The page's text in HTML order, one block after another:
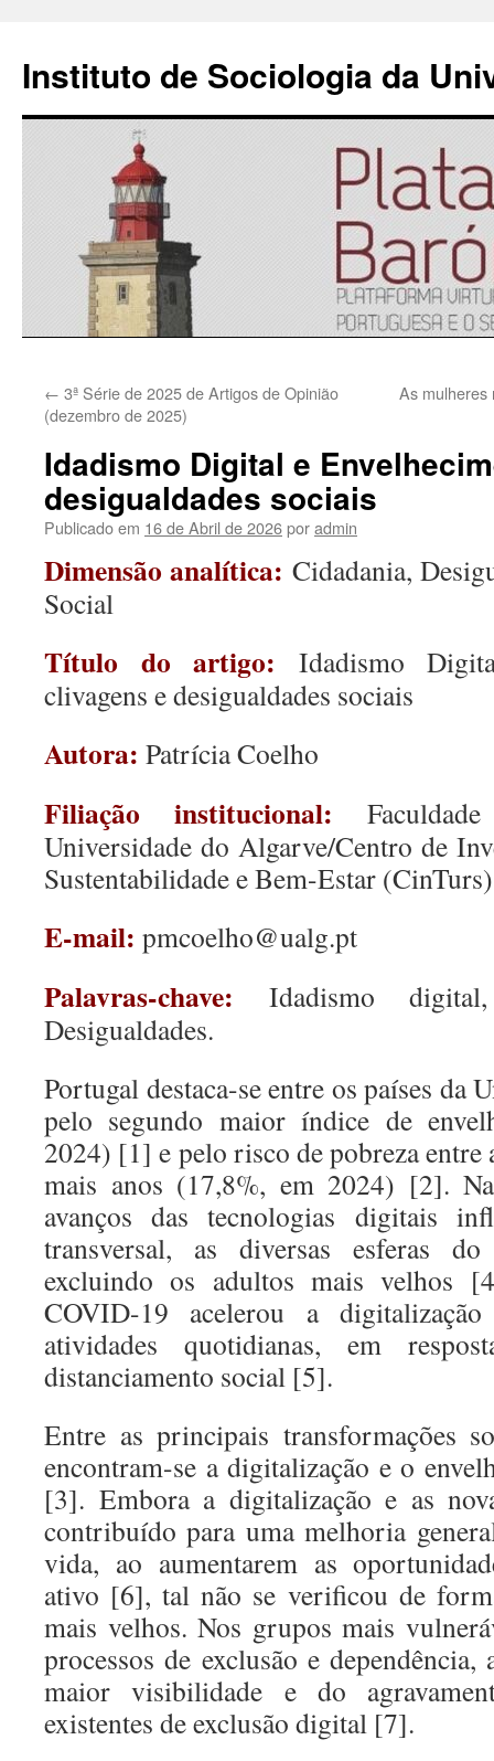
Instituto de Sociologia da
para
conteúdo
← 3ª Série de 2025 de Artigos de Opinião
(dezembro de 2025)
As
Idadismo Digital e
desigualdades sociais
Publicado em 16 de Abril de 2026poradmin
Dimensão analítica: Cidadania,
Social
Título do artigo: Idadismo
clivagens e desigualdades sociais
Autora: Patrícia Coelho
Filiação institucional:
Universidade do Algarve/Centro de
Sustentabilidade e Bem-Estar (CinTurs)
E-mail: pmcoelho@ualg.pt
Palavras-chave: Idadismo
Desigualdades.
Portugal destaca-se entre os países da
pelo segundo maior índice de
2024) [1] e pelo risco de pobreza entre
mais anos (17,8%, em 2024) [2].
avanços das tecnologias digitais
transversal, as diversas esferas
excluindo os adultos mais velhos
COVID-19 acelerou a
atividades quotidianas, em
distanciamento social [5].
Entre as principais transformações
encontram-se a digitalização e o
[3]. Embora a digitalização e as
contribuído para uma melhoria
vida, ao aumentarem as
ativo [6], tal não se verificou de
mais velhos. Nos grupos mais
processos de exclusão e dependência,
maior visibilidade e do
existentes de exclusão digital [7].